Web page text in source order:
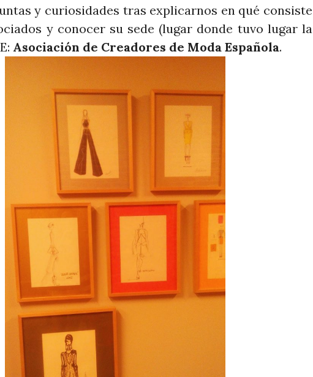
y curiosidades tras explicarnos en qué consiste
y conocer su sede (lugar donde tuvo lugar la
Asociación de Creadores de Moda Española.